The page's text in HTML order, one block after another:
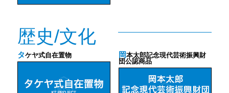
歴史/文化
タケヤ式自在置物 岡本太郎記念現代芸術振興財
団公認商品